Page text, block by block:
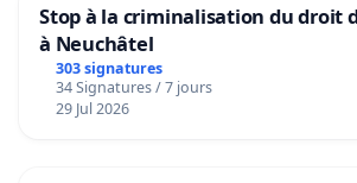
Stop à la criminalisation du droit
à Neuchâtel
303 signatures
34 Signatures / 7 jours
29 Jul 2026